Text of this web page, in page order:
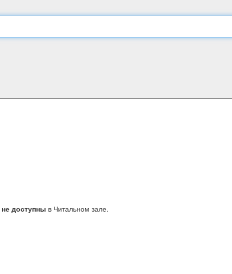
не доступны в Читальном зале.